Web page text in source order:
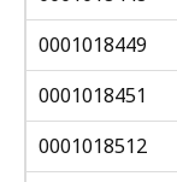
0001018449
0001018451
0001018512